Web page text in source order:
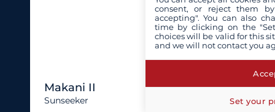
Makani II
Sunseeker
consent, or reject them
accepting". You can also
time by clicking on the
choices will be valid for this
and we will not contact you
Set your